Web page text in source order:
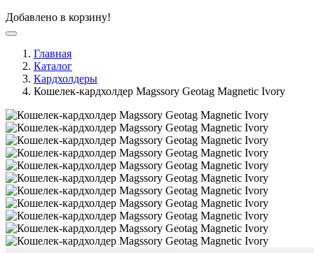
Добавлено в корзину!
Главная
Каталог
Кардхолдеры
Кошелек-кардхолдер Magssory Geotag Magnetic Ivory